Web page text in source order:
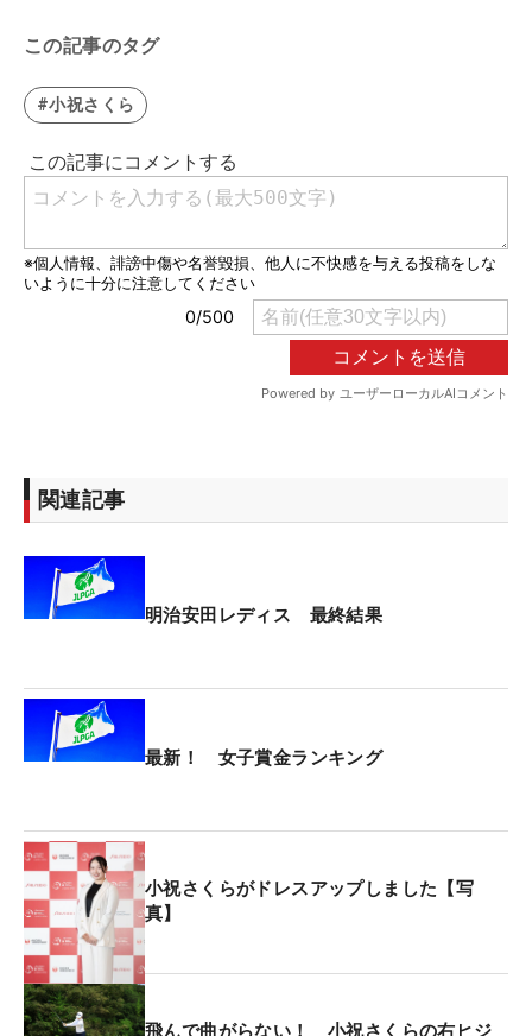
この記事のタグ
#小祝さくら
関連記事
明治安田レディス 最終結果
最新！ 女子賞金ランキング
小祝さくらがドレスアップしました【写
真】
飛んで曲がらない！ 小祝さくらの右ヒジ